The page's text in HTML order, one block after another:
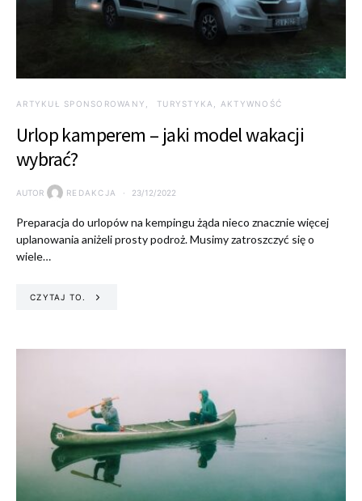
ARTYKUŁ SPONSOROWANY TURYSTYKA, AKTYWNOŚĆ
Urlop kamperem – jaki model wakacji
wybrać?
AUTOR REDAKCJA 23/12/2022
Preparacja do urlopów na kempingu żąda nieco znacznie więcej
uplanowania aniżeli prosty podroż. Musimy zatroszczyć się o
wiele…
CZYTAJ TO.